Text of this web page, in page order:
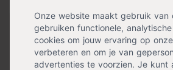
Onze website maakt gebruik van
gebruiken functionele,
cookies om jouw ervaring op
verbeteren en om je van
advertenties te voorzien. Je kunt
plant altijd genoeg water heeft.
Elho is niet alleen bezig om natuur
maar ook de natuur te behouden. Zo
plantenbakken gemaakt van 100%
Pokon Potgrond
op voorraad
13,49